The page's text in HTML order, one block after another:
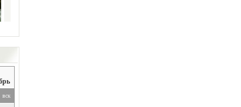
вск